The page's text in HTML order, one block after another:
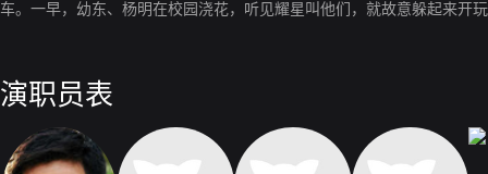
车。一早，幼东、杨明在校园浇花，听见耀星叫他们，就故意躲起来开
不会游泳，就蹲在一旁观看。两个朋友逗他下水，杨明一生气，把岸边
座前细看，正想去拉喇叭的绳子，忽听有人过来，转身躲进煤车。这列
一起载往广州。司炉小孙在铲煤时发现了幼东。幼东在爸爸面前很难为
演职员表